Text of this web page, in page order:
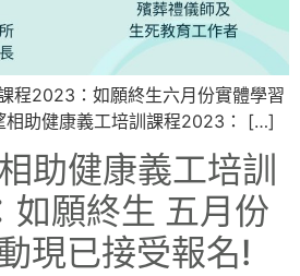
程2023：如願終生六月份實體學習
相助健康義工培訓課程2023： […]
助健康義工培訓
願終生 五月份
現已接受報名!